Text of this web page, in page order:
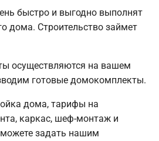
быстро и выгодно выполнят
дома. Строительство займет
осуществляются на вашем
готовые домокомплекты.
дома, тарифы на
каркас, шеф-монтаж и
задать нашим